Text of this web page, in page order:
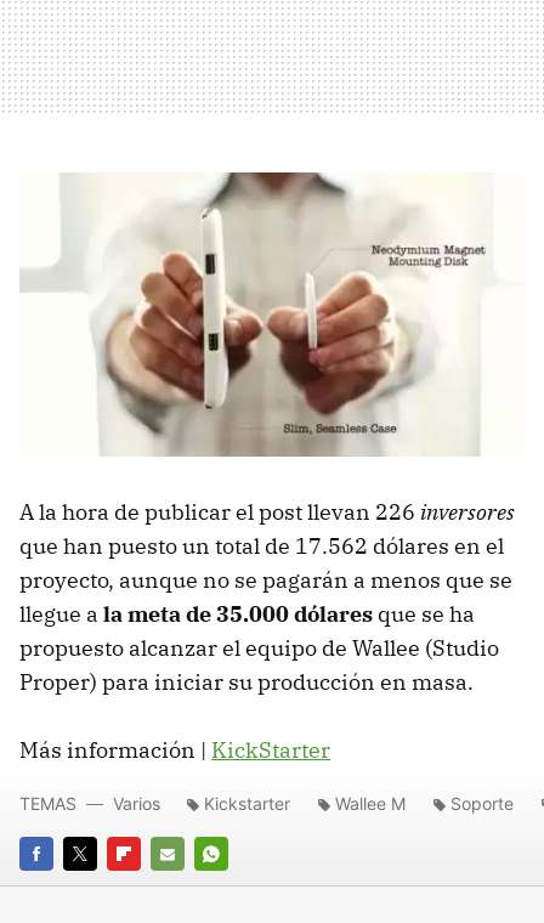
A la hora de publicar el post llevan 226 inversores
que han puesto un total de 17.562 dólares en el
proyecto, aunque no se pagarán a menos que se
llegue a la meta de 35.000 dólares que se ha
propuesto alcanzar el equipo de Wallee (Studio
Proper) para iniciar su producción en masa.
Más información | KickStarter
FACEBOOK
TWITTERFLIPBOARD
E-
WHATSAPP
TEMAS Varios Kickstarter Wallee M Soporte